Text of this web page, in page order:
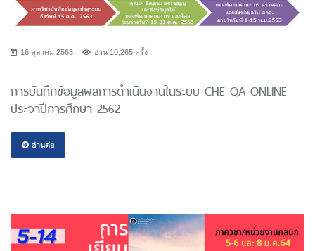
16 ตุลาคม 2563 อ่าน 10,265 ครั้ง
การบันทึกข้อมูลผลการดำเนินงานในระบบ CHE QA ONLINE
ประจาปีการศึกษา 2562
อ่านต่อ